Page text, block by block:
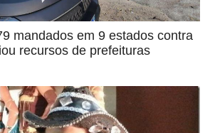
mandados em 9 estados contra
recursos de prefeituras